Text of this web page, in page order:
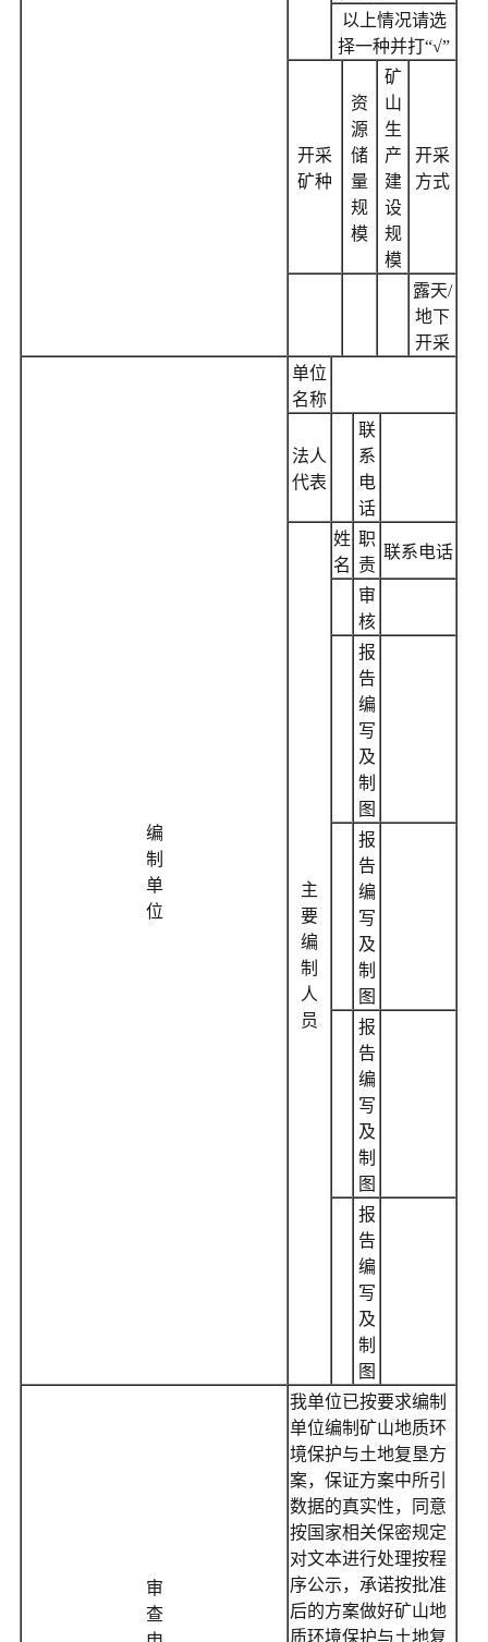
以上情况请选
择一种并打“√”
开采
矿种
资
源
储
量
规
模
矿
山
生
产
建
设
规
模
开采
方式
露天/
地下
开采
编
制
单
位
单位
名称
法人
代表
联
系
电
话
主
要
编
制
人
员
姓
名
职
责
联系电话
审
核
报
告
编
写
及
制
图
报
告
编
写
及
制
图
报
告
编
写
及
制
图
报
告
编
写
及
制
图
审
查
我单位已按要求编制
单位编制矿山地质环
境保护与土地复垦方
案，保证方案中所引
数据的真实性，同意
按国家相关保密规定
对文本进行处理按程
序公示，承诺按批准
后的方案做好矿山地
质环境保护与土地复